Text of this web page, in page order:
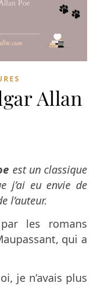
Allan
est un classique
j’ai eu envie de
l’auteur.
les romans
qui a
je n’avais plus